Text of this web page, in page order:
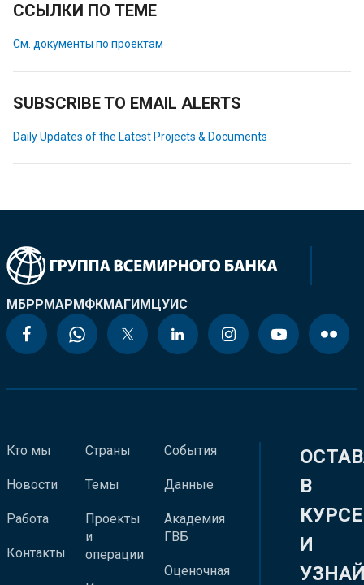
ССЫЛКИ ПО ТЕМЕ
См. документы по проектам
SUBSCRIBE TO EMAIL ALERTS
Daily Updates of the Latest Projects & Documents
МБРРМАРМФКМАГИМЦУИС
Кто мы
Новости
Работа
Контакты
Страны
Темы
Проекты
и
операции
События
Данные
Академия
ГВБ
Оценочная
В
КУРСЕ
И